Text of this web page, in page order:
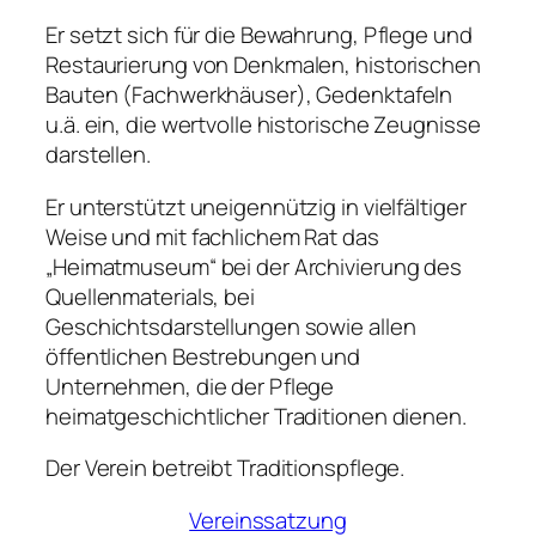
Er setzt sich für die Bewahrung, Pflege und
Restaurierung von Denkmalen, historischen
Bauten (Fachwerkhäuser), Gedenktafeln
u.ä. ein, die wertvolle historische Zeugnisse
darstellen.
Er unterstützt uneigennützig in vielfältiger
Weise und mit fachlichem Rat das
„Heimatmuseum“ bei der Archivierung des
Quellenmaterials, bei
Geschichtsdarstellungen sowie allen
öffentlichen Bestrebungen und
Unternehmen, die der Pflege
heimatgeschichtlicher Traditionen dienen.
Der Verein betreibt Traditionspflege.
Vereinssatzung